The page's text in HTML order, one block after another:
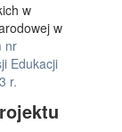
w
w
nr
Edukacji
r.